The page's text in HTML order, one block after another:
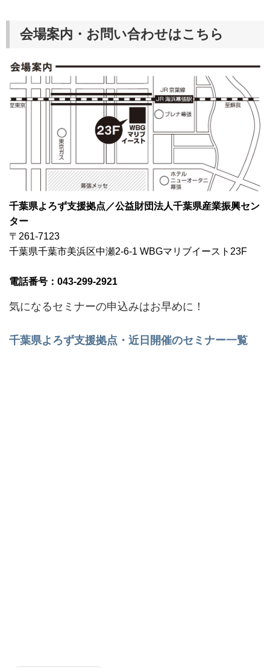
会場案内・お問い合わせはこちら
千葉県よろず支援拠点／公益財団法人千葉県産業振興セン
ター
〒261-7123
千葉県千葉市美浜区中瀬2-6-1 WBGマリブイースト23F
電話番号：043-299-2921
気になるセミナーの申込みはお早めに！
千葉県よろず支援拠点・近日開催のセミナー一覧